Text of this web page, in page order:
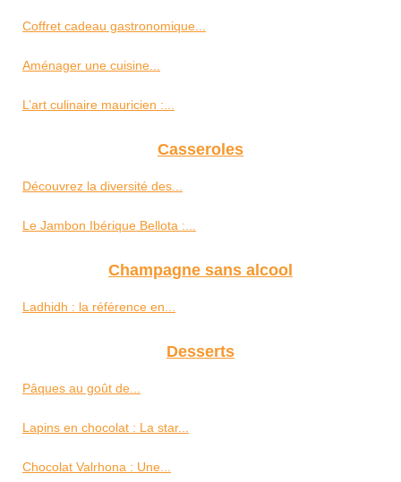
Coffret cadeau gastronomique...
Aménager une cuisine...
L’art culinaire mauricien :...
Casseroles
Découvrez la diversité des...
Le Jambon Ibérique Bellota :...
Champagne sans alcool
Ladhidh : la référence en...
Desserts
Pâques au goût de...
Lapins en chocolat : La star...
Chocolat Valrhona : Une...